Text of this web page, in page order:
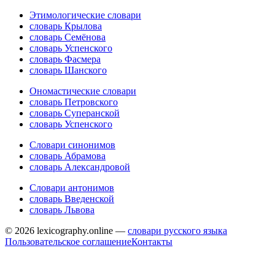
Этимологические словари
словарь Крылова
словарь Семёнова
словарь Успенского
словарь Фасмера
словарь Шанского
Ономастические словари
словарь Петровского
словарь Суперанской
словарь Успенского
Словари синонимов
словарь Абрамова
словарь Александровой
Словари антонимов
словарь Введенской
словарь Львова
© 2026 lexicography.online — словари русского языка
Пользовательское соглашениеКонтакты